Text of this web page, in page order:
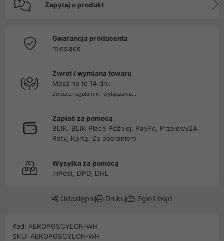
Zapytaj o produkt
Gwarancja producenta
miesiące
Zwrot / wymiana towaru
Masz na to 14 dni.
Zobacz regulamin i wyłączenia...
Zapłać za pomocą
BLIK, BLIK Płacę Później, PayPo, Przelewy24,
Raty, Kartą, Za pobraniem
Wysyłka za pomocą
InPost, DPD, DHL
Udostępnij Drukuj Zgłoś błąd
Kod: AEROPGSCYLON-WH
SKU: AEROPGSCYLON-WH